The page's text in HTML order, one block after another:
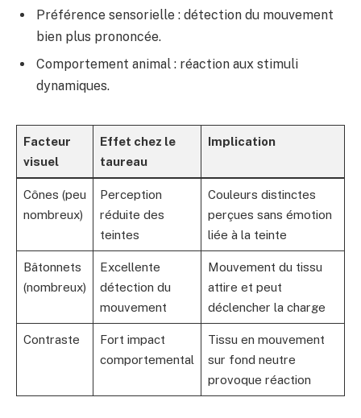
Préférence sensorielle : détection du mouvement
bien plus prononcée.
Comportement animal : réaction aux stimuli
dynamiques.
Facteur
visuel
Effet chez le
taureau
Implication
Cônes (peu
nombreux)
Perception
réduite des
teintes
Couleurs distinctes
perçues sans émotion
liée à la teinte
Bâtonnets
(nombreux)
Excellente
détection du
mouvement
Mouvement du tissu
attire et peut
déclencher la charge
Contraste
Fort impact
comportemental
Tissu en mouvement
sur fond neutre
provoque réaction